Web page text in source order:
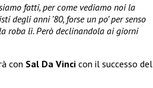
fatti, per come vediamo noi la
anni ’80, forse un po’ per senso
roba lì. Però declinandola ai giorni
con Sal Da Vinci con il successo del